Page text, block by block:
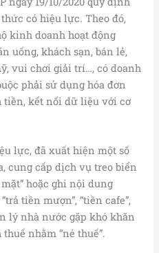
có hiệu lực. Theo đó,
kinh doanh hoạt động
uống, khách sạn, bán lẻ,
vui chơi giải trí…, có doanh
phải sử dụng hóa đơn
kết nối dữ liệu với cơ
lực, đã xuất hiện một số
cung cấp dịch vụ treo biển
hoặc ghi nội dung
tiền mượn”, “tiền cafe”,
lý nhà nước gặp khó khăn
nhằm “né thuế”.